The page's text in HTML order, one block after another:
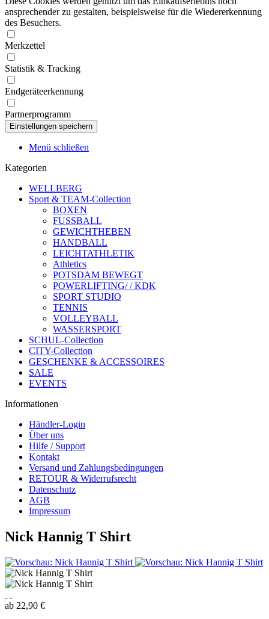
ansprechender zu gestalten, beispielsweise für die Wiedererkennung
des Besuchers.
Merkzettel
Statistik & Tracking
Endgeräteerkennung
Partnerprogramm
Menü schließen
Kategorien
WELLBERG
Sport & TEAM-Collection
BOXEN
FUSSBALL
GEWICHTHEBEN
HANDBALL
LEICHTATHLETIK
Athletics
POTSDAM BEWEGT
POWERLIFTING/ / KDK
SPORT STUDIO
TENNIS
VOLLEYBALL
WASSERSPORT
SCHUL-Collection
CITY-Collection
GESCHENKE & ACCESSOIRES
SALE
EVENTS
Informationen
Händler-Login
Über uns
Hilfe / Support
Kontakt
Versand und Zahlungsbedingungen
RETOUR & Widerrufsrecht
Datenschutz
AGB
Impressum
Nick Hannig T Shirt
ab 22,90 €